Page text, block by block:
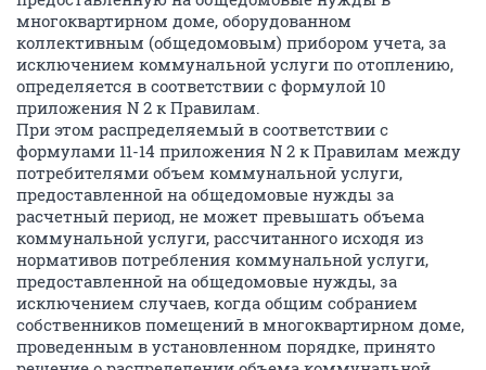
многоквартирном доме, оборудованном
коллективным (общедомовым) прибором учета, за
исключением коммунальной услуги по отоплению,
определяется в соответствии с формулой 10
приложения N 2 к Правилам.
При этом распределяемый в соответствии с
формулами 11-14 приложения N 2 к Правилам между
потребителями объем коммунальной услуги,
предоставленной на общедомовые нужды за
расчетный период, не может превышать объема
коммунальной услуги, рассчитанного исходя из
нормативов потребления коммунальной услуги,
предоставленной на общедомовые нужды, за
исключением случаев, когда общим собранием
собственников помещений в многоквартирном доме,
проведенным в установленном порядке, принято